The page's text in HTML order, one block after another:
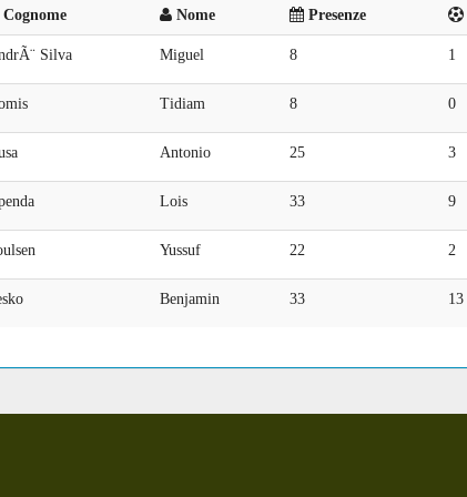
Cognome Nome Presenze
Silva Miguel 8 1
Tidiam 8 0
Antonio 25 3
Lois 33 9
Yussuf 22 2
Benjamin 33 13